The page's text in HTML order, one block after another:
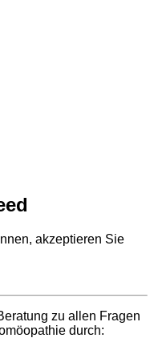
akzeptieren Sie
zu allen Fragen
durch: